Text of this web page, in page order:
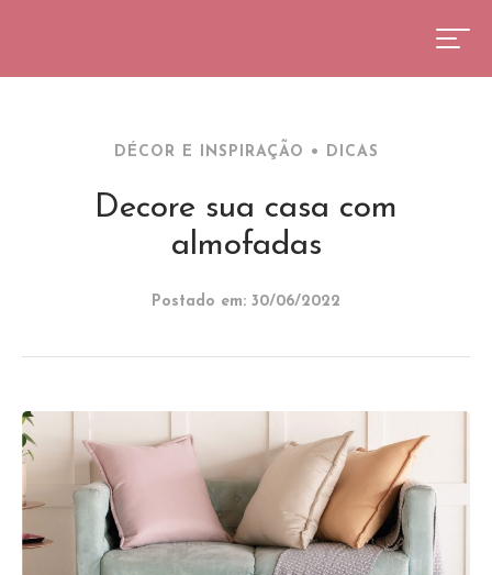
DÉCOR E INSPIRAÇÃO • DICAS
Decore sua casa com
almofadas
Postado em: 30/06/2022